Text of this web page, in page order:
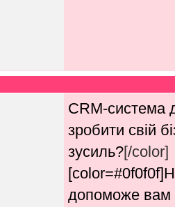
CRM-система
зробити свій
зусиль?[/color]
допоможе вам